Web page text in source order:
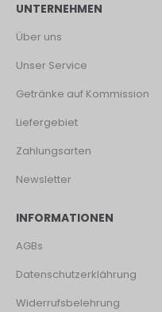
UNTERNEHMEN
Über uns
Unser Service
Getränke auf Kommission
Liefergebiet
Zahlungsarten
Newsletter
INFORMATIONEN
AGBs
Datenschutzerklährung
Widerrufsbelehrung